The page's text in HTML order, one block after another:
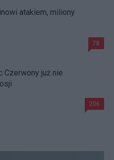
atakiem, miliony
78
Czerwony już nie
206